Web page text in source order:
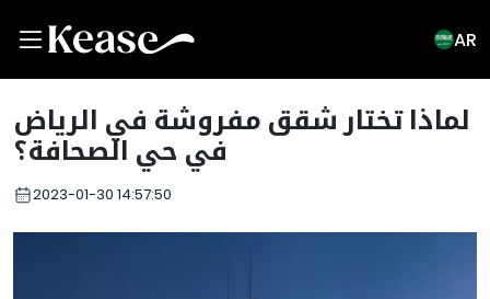
AR
لماذا تختار شقق مفروشة في الرياض
في حي الصحافة؟
2023-01-30 14:57:50